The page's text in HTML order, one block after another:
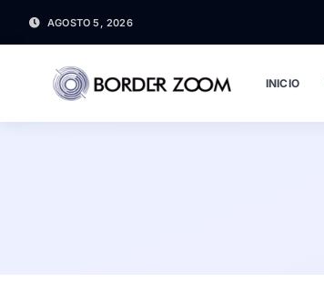
AGOSTO 5, 2026
INICIO